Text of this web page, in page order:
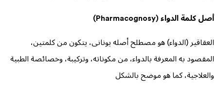
أصل كلمة الدواء (Pharmacognosy)
العقاقير (الدواء) هو مصطلح أصله يونانى، يتكون من كلمتين،
المقصود به المعرفة بالدواء، من مكوناته، وتركيبة، وخصائصة الطبية
والعلاجية، كما هو موضح بالشكل